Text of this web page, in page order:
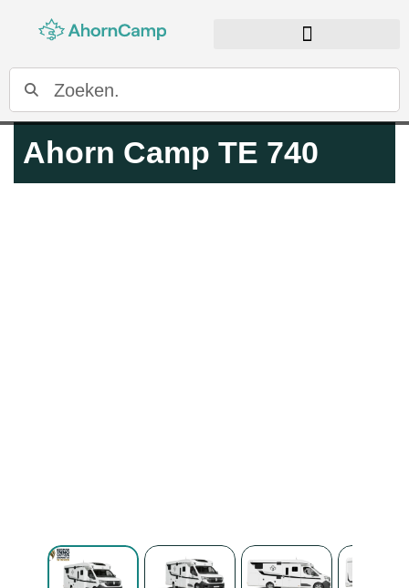
Ahorn Camp TE 740